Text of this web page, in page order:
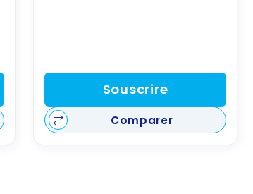
Souscrire
Comparer